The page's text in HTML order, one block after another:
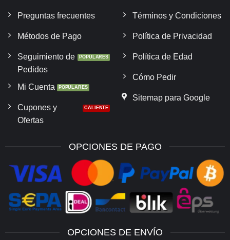
Preguntas frecuentes
Métodos de Pago
Seguimiento de
Pedidos
Mi Cuenta
Cupones y
Ofertas
Términos y Condiciones
Política de Privacidad
Política de Edad
Cómo Pedir
Sitemap para Google
OPCIONES DE PAGO
OPCIONES DE ENVÍO